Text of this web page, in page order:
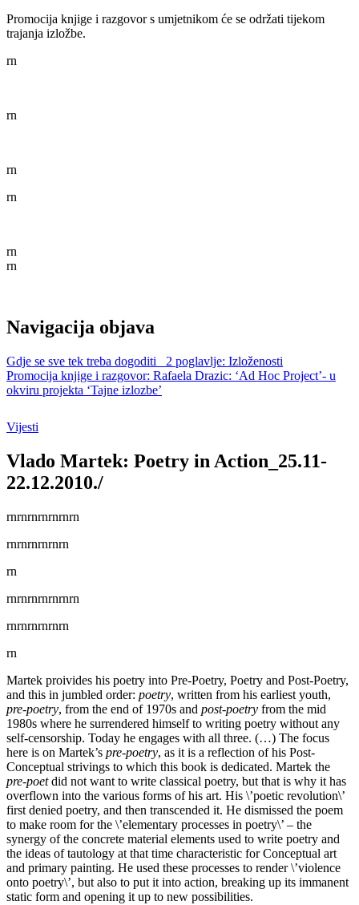
Promocija knjige i razgovor s umjetnikom će se održati tijekom
trajanja izložbe.
rn
rn
rn
rn
rn
rn
Navigacija objava
Gdje se sve tek treba dogoditi_ 2 poglavlje: Izloženosti
Promocija knjige i razgovor: Rafaela Drazic: ‘Ad Hoc Project’- u
okviru projekta ‘Tajne izlozbe’
Vijesti
Vlado Martek: Poetry in Action_25.11-
22.12.2010./
rnrnrnrnrnrnrn
rnrnrnrnrnrn
rn
rnrnrnrnrnrnrn
rnrnrnrnrnrn
rn
Martek proivides his poetry into Pre-Poetry, Poetry and Post-Poetry,
and this in jumbled order: poetry, written from his earliest youth,
pre-poetry, from the end of 1970s and post-poetry from the mid
1980s where he surrendered himself to writing poetry without any
self-censorship. Today he engages with all three. (…) The focus
here is on Martek’s pre-poetry, as it is a reflection of his Post-
Conceptual strivings to which this book is dedicated. Martek the
pre-poetdid not want to write classical poetry, but that is why it has
overflown into the various forms of his art. His \’poetic revolution\’
first denied poetry, and then transcended it. He dismissed the poem
to make room for the \’elementary processes in poetry\’ – the
synergy of the concrete material elements used to write poetry and
the ideas of tautology at that time characteristic for Conceptual art
and primary painting. He used these processes to render \’violence
onto poetry\’, but also to put it into action, breaking up its immanent
static form and opening it up to new possibilities.